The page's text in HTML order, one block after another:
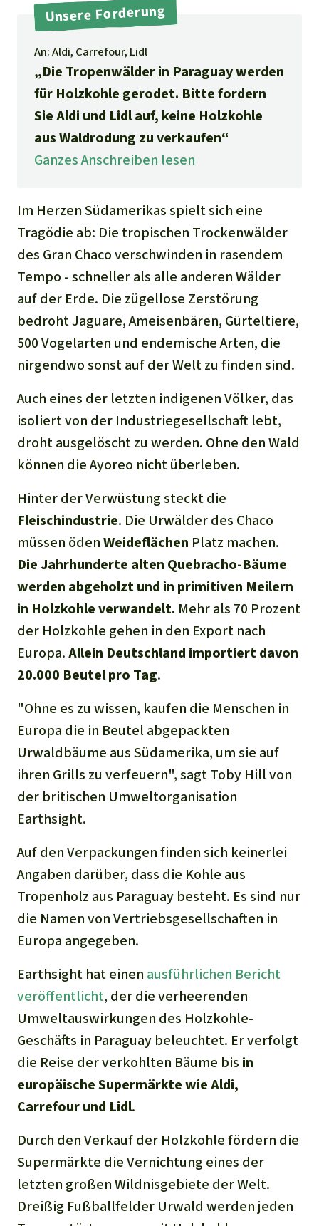
Gold
Fleisch und Soja
Landraub
Wilderei
Staudämme
Straßen
Zement und Beton
Transparenz
Português
Indonesia
Schutz von Indigenen
Afrika
Lateinamerika
Unsere Forderung
An: Aldi, Carrefour, Lidl
„Die Tropenwälder in Paraguay werden
für Holzkohle gerodet. Bitte fordern
Sie Aldi und Lidl auf, keine Holzkohle
aus Waldrodung zu verkaufen“
Ganzes Anschreiben lesen
Im Herzen Südamerikas spielt sich eine
Tragödie ab: Die tropischen Trockenwälder
des Gran Chaco verschwinden in rasendem
Tempo - schneller als alle anderen Wälder
auf der Erde. Die zügellose Zerstörung
bedroht Jaguare, Ameisenbären, Gürteltiere,
500 Vogelarten und endemische Arten, die
nirgendwo sonst auf der Welt zu finden sind.
Auch eines der letzten indigenen Völker, das
isoliert von der Industriegesellschaft lebt,
droht ausgelöscht zu werden. Ohne den Wald
können die Ayoreo nicht überleben.
Hinter der Verwüstung steckt die
Fleischindustrie. Die Urwälder des Chaco
müssen ödenWeideflächen Platz machen.
Die Jahrhunderte alten Quebracho-Bäume
werden abgeholzt und in primitiven Meilern
in Holzkohle verwandelt. Mehr als 70 Prozent
der Holzkohle gehen in den Export nach
Europa.Allein Deutschland importiert davon
20.000 Beutel pro Tag.
"Ohne es zu wissen, kaufen die Menschen in
Europa die in Beutel abgepackten
Urwaldbäume aus Südamerika, um sie auf
ihren Grills zu verfeuern", sagt Toby Hill von
der britischen Umweltorganisation
Earthsight.
Auf den Verpackungen finden sich keinerlei
Angaben darüber, dass die Kohle aus
Tropenholz aus Paraguay besteht. Es sind nur
die Namen von Vertriebsgesellschaften in
Europa angegeben.
Earthsight hat einen ausführlichen Bericht
veröffentlicht, der die verheerenden
Umweltauswirkungen des Holzkohle-
Geschäfts in Paraguay beleuchtet. Er verfolgt
die Reise der verkohlten Bäume bis in
europäische Supermärkte wie Aldi,
Carrefour und Lidl.
Durch den Verkauf der Holzkohle fördern die
Supermärkte die Vernichtung eines der
letzten großen Wildnisgebiete der Welt.
Dreißig Fußballfelder Urwald werden jeden